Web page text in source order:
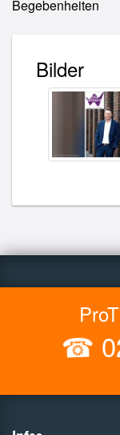
Begebenheiten
Bilder
☎